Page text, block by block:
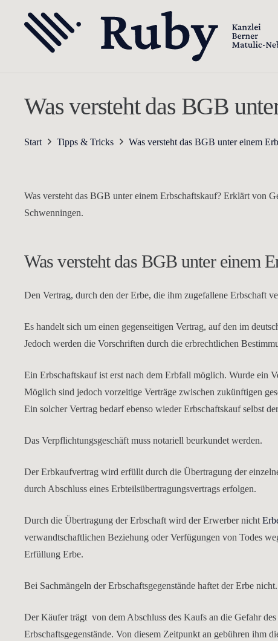
Was versteht das BGB
Start Tipps & Tricks Was versteht das BGB unter einem
Was versteht das BGB unter einem Erbschaftskauf? Erklärt von
Schwenningen.
Was versteht das BGB unter einem
Den Vertrag, durch den der Erbe, die ihm zugefallene Erbschaft
Es handelt sich um einen gegenseitigen Vertrag, auf den im
Jedoch werden die Vorschriften durch die erbrechtlichen
Ein Erbschaftskauf ist erst nach dem Erbfall möglich. Wurde ein
Möglich sind jedoch vorzeitige Verträge zwischen zukünftigen
Ein solcher Vertrag bedarf ebenso wieder Erbschaftskauf selbst
Das Verpflichtungsgeschäft muss notariell beurkundet werden.
Der Erbkaufvertrag wird erfüllt durch die Übertragung der
durch Abschluss eines Erbteilsübertragungsvertrags erfolgen.
Durch die Übertragung der Erbschaft wird der Erwerber nicht
verwandtschaftlichen Beziehung oder Verfügungen von Todes
Erfüllung Erbe.
Bei Sachmängeln der Erbschaftsgegenstände haftet der Erbe
Der Käufer trägt von dem Abschluss des Kaufs an die Gefahr
Erbschaftsgegenstände. Von diesem Zeitpunkt an gebühren ihm